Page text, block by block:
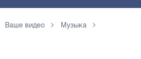
Ваше видео Музыка